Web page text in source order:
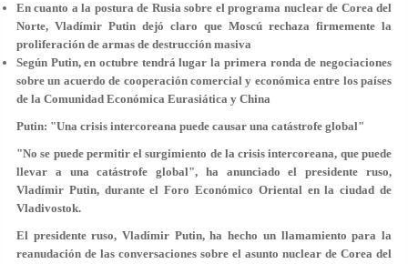
En cuanto a la postura de Rusia sobre el programa nuclear de Corea del
Norte, Vladímir Putin dejó claro que Moscú rechaza firmemente la
proliferación de armas de destrucción masiva
Según Putin, en octubre tendrá lugar la primera ronda de negociaciones
sobre un acuerdo de cooperación comercial y económica entre los países
de la Comunidad Económica Eurasiática y China
Putin: "Una crisis intercoreana puede causar una catástrofe global"
"No se puede permitir el surgimiento de la crisis intercoreana, que puede
llevar a una catástrofe global", ha anunciado el presidente ruso,
Vladímir Putin, durante el Foro Económico Oriental en la ciudad de
Vladivostok.
El presidente ruso, Vladímir Putin, ha hecho un llamamiento para la
reanudación de las conversaciones sobre el asunto nuclear de Corea del